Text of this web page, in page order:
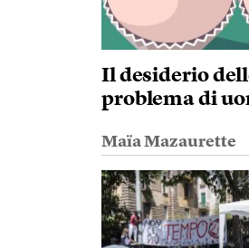
Il desiderio
problema di
Maïa Mazaurette